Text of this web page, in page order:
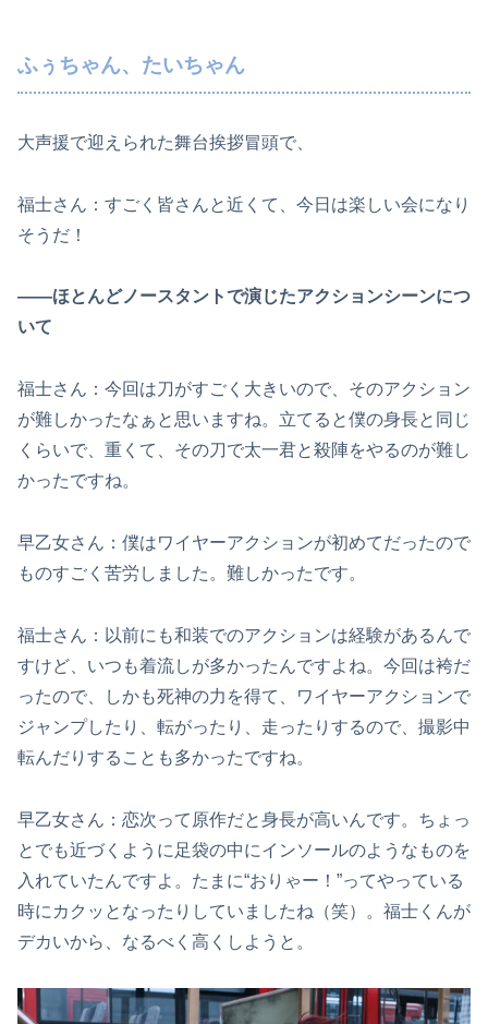
ふぅちゃん、たいちゃん
大声援で迎えられた舞台挨拶冒頭で、
福士さん：すごく皆さんと近くて、今日は楽しい会になり
そうだ！
――ほとんどノースタントで演じたアクションシーンにつ
いて
福士さん：今回は刀がすごく大きいので、そのアクション
が難しかったなぁと思いますね。立てると僕の身長と同じ
くらいで、重くて、その刀で太一君と殺陣をやるのが難し
かったですね。
早乙女さん：僕はワイヤーアクションが初めてだったので
ものすごく苦労しました。難しかったです。
福士さん：以前にも和装でのアクションは経験があるんで
すけど、いつも着流しが多かったんですよね。今回は袴だ
ったので、しかも死神の力を得て、ワイヤーアクションで
ジャンプしたり、転がったり、走ったりするので、撮影中
転んだりすることも多かったですね。
早乙女さん：恋次って原作だと身長が高いんです。ちょっ
とでも近づくように足袋の中にインソールのようなものを
入れていたんですよ。たまに“おりゃー！”ってやっている
時にカクッとなったりしていましたね（笑）。福士くんが
デカいから、なるべく高くしようと。